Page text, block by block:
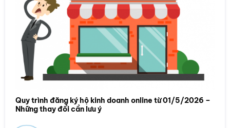
Quy trình đăng ký hộ kinh doanh online từ 01/5/2026 –
Những thay đổi cần lưu ý